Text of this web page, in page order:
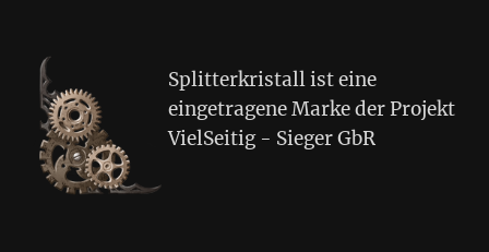
Splitterkristall ist eine
eingetragene Marke der Projekt
VielSeitig - Sieger GbR